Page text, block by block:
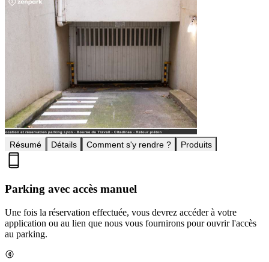
Résumé Détails Comment s'y rendre ? Produits
Parking avec accès manuel
Une fois la réservation effectuée, vous devrez accéder à votre
application ou au lien que nous vous fournirons pour ouvrir l'accès
au parking.